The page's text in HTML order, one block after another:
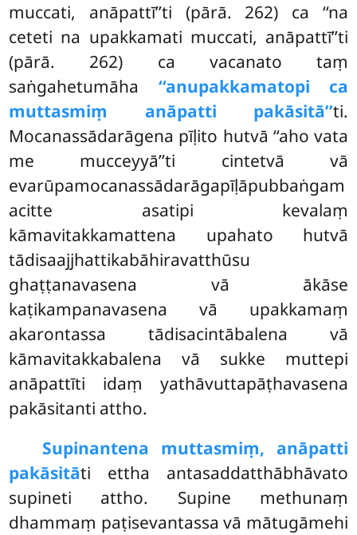
muccati, anāpattī’’ti (pārā. 262) ca ‘‘na
ceteti na upakkamati muccati, anāpattī’’ti
(pārā. 262) ca vacanato taṃ
saṅgahetumāha ‘‘anupakkamatopi ca
muttasmiṃ anāpatti pakāsitā’’ti.
Mocanassādarāgena pīḷito hutvā ‘‘aho vata
me mucceyyā’’ti cintetvā vā
evarūpamocanassādarāgapīḷāpubbaṅgam
acitte asatipi kevalaṃ
kāmavitakkamattena upahato hutvā
tādisaajjhattikabāhiravatthūsu
ghaṭṭanavasena vā ākāse
kaṭikampanavasena vā upakkamaṃ
akarontassa tādisacintābalena vā
kāmavitakkabalena vā sukke muttepi
anāpattīti idaṃ yathāvuttapāṭhavasena
pakāsitanti attho.
Supinantena muttasmiṃ, anāpatti
pakāsitāti ettha antasaddatthābhāvato
supineti attho. Supine methunaṃ
dhammaṃ paṭisevantassa vā mātugāmehi